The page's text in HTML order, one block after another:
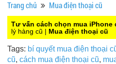
Trang chủ Mua điện thoại cũ
Tư vấn cách chọn mua iPhone
lý hàng cũ | Mua điện thoại cũ
Tags: bí quyết mua điện thoại
cũ, cách mua điện thoại cũ,